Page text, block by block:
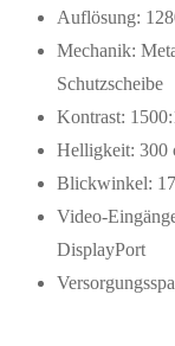
Auflösung:
Mechanik:
Schutzscheibe
Kontrast:
Helligkeit: 300
Blickwinkel:
Video-
DisplayPort